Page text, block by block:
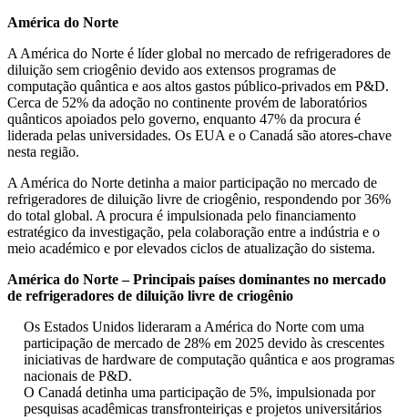
América do Norte
A América do Norte é líder global no mercado de refrigeradores de
diluição sem criogênio devido aos extensos programas de
computação quântica e aos altos gastos público-privados em P&D.
Cerca de 52% da adoção no continente provém de laboratórios
quânticos apoiados pelo governo, enquanto 47% da procura é
liderada pelas universidades. Os EUA e o Canadá são atores-chave
nesta região.
A América do Norte detinha a maior participação no mercado de
refrigeradores de diluição livre de criogênio, respondendo por 36%
do total global. A procura é impulsionada pelo financiamento
estratégico da investigação, pela colaboração entre a indústria e o
meio académico e por elevados ciclos de atualização do sistema.
América do Norte – Principais países dominantes no mercado
de refrigeradores de diluição livre de criogênio
Os Estados Unidos lideraram a América do Norte com uma
participação de mercado de 28% em 2025 devido às crescentes
iniciativas de hardware de computação quântica e aos programas
nacionais de P&D.
O Canadá detinha uma participação de 5%, impulsionada por
pesquisas acadêmicas transfronteiriças e projetos universitários